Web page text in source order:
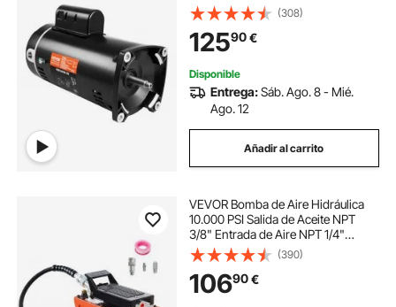
50μF/250V Motor de Repuesto de
Brida Cuadrada de Rotación CCW
para Bombas de Piscina
(308)
12590€
Disponible
Entrega:Sáb. Ago. 8 - Mié.
Ago. 12
Añadir al carrito
VEVOR Bomba de Aire Hidráulica
10.000 PSI Salida de Aceite NPT
3/8" Entrada de Aire NPT 1/4"
Bomba Hidráulica de Pedal de Aire
Tubo de Aceite de 2 m Bomba
Hidráulica de Aire Accionada por
Pie Naranja
(390)
10690€